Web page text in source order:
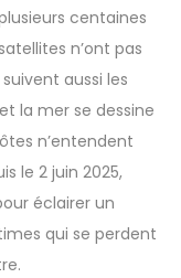
centaines
n’ont pas
aussi les
la mer se dessine
n’entendent
le 2 juin 2025,
éclairer un
qui se perdent